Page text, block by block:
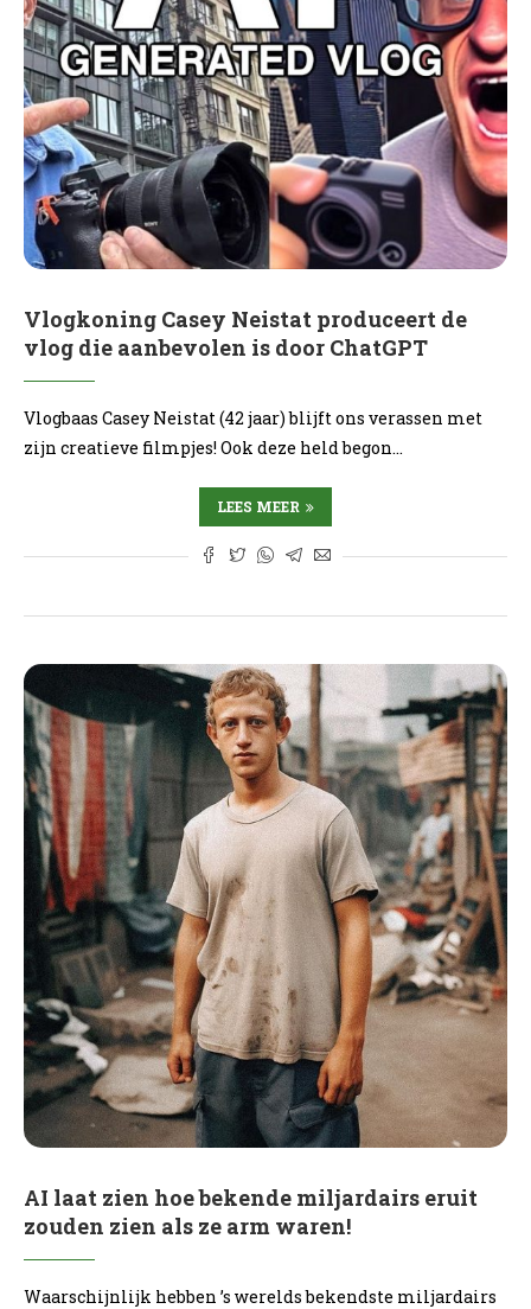
Vlogkoning Casey Neistat produceert de
vlog die aanbevolen is door ChatGPT
Vlogbaas Casey Neistat (42 jaar) blijft ons verassen met
zijn creatieve filmpjes! Ook deze held begon…
LEES MEER
AI laat zien hoe bekende miljardairs eruit
zouden zien als ze arm waren!
Waarschijnlijk hebben ’s werelds bekendste miljardairs